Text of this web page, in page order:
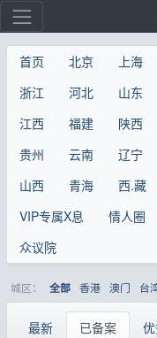
首页 北京 上海
浙江
河北 山东
江西
福建 陕西
贵州
云南 辽宁
山西
青海 西.藏
VIP专属X息
情人圈
众议院
城区： 全部 香港 澳门 台
最新 已备案